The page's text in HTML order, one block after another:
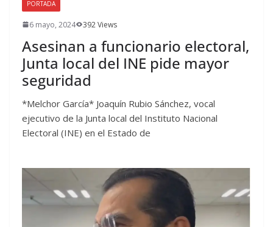
PORTADA
6 mayo, 2024 392 Views
Asesinan a funcionario electoral,
Junta local del INE pide mayor
seguridad
*Melchor García* Joaquín Rubio Sánchez, vocal
ejecutivo de la Junta local del Instituto Nacional
Electoral (INE) en el Estado de